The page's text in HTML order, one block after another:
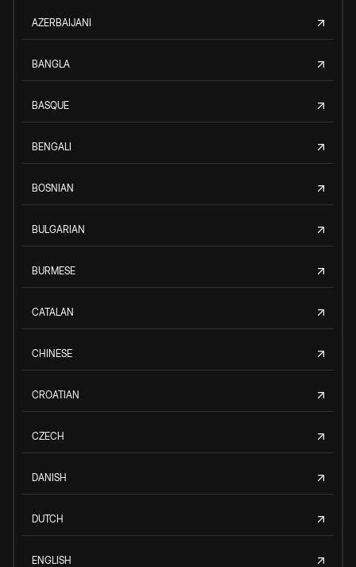
AZERBAIJANI
BANGLA
BASQUE
BENGALI
BOSNIAN
BULGARIAN
BURMESE
CATALAN
CHINESE
CROATIAN
CZECH
DANISH
DUTCH
ENGLISH